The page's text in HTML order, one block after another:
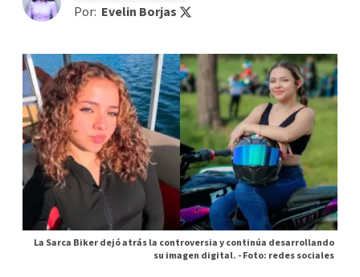
Por: Evelin Borjas
La Sarca Biker dejó atrás la controversia y continúa desarrollando
su imagen digital. -Foto: redes sociales